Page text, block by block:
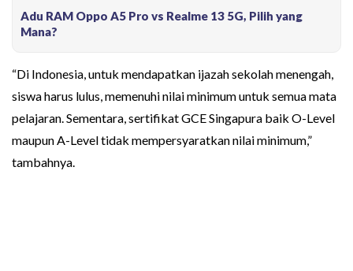
Adu RAM Oppo A5 Pro vs Realme 13 5G, Pilih yang
Mana?
“Di Indonesia, untuk mendapatkan ijazah sekolah menengah,
siswa harus lulus, memenuhi nilai minimum untuk semua mata
pelajaran. Sementara, sertifikat GCE Singapura baik O-Level
maupun A-Level tidak mempersyaratkan nilai minimum,”
tambahnya.